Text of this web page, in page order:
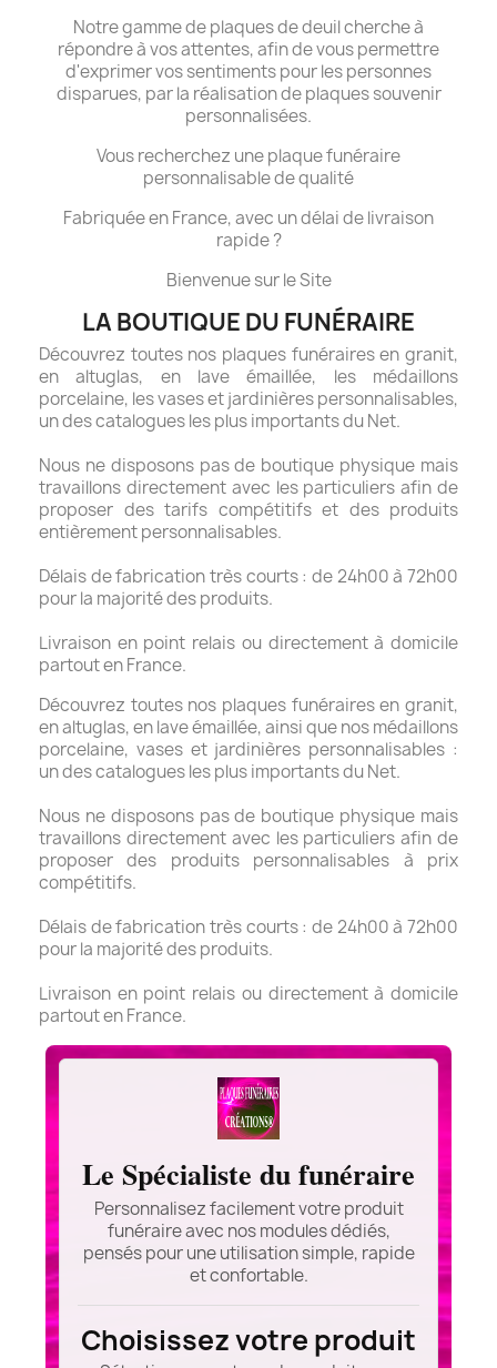
Notre gamme de plaques de deuil cherche à
répondre à vos attentes, afin de vous permettre
d'exprimer vos sentiments pour les personnes
disparues, par la réalisation de plaques souvenir
personnalisées.
Vous recherchez une plaque funéraire
personnalisable de qualité
Fabriquée en France, avec un délai de livraison
rapide ?
Bienvenue sur le Site
LA BOUTIQUE DU FUNÉRAIRE
Découvrez toutes nos plaques funéraires en granit,
en altuglas, en lave émaillée, les médaillons
porcelaine, les vases et jardinières personnalisables,
un des catalogues les plus importants du Net.
Nous ne disposons pas de boutique physique mais
travaillons directement avec les particuliers afin de
proposer des tarifs compétitifs et des produits
entièrement personnalisables.
Délais de fabrication très courts : de 24h00 à 72h00
pour la majorité des produits.
Livraison en point relais ou directement à domicile
partout en France.
Découvrez toutes nos plaques funéraires en granit,
en altuglas, en lave émaillée, ainsi que nos médaillons
porcelaine, vases et jardinières personnalisables :
un des catalogues les plus importants du Net.
Nous ne disposons pas de boutique physique mais
travaillons directement avec les particuliers afin de
proposer des produits personnalisables à prix
compétitifs.
Délais de fabrication très courts : de 24h00 à 72h00
pour la majorité des produits.
Livraison en point relais ou directement à domicile
partout en France.
Le Spécialiste du funéraire
Personnalisez facilement votre produit
funéraire avec nos modules dédiés,
pensés pour une utilisation simple, rapide
et confortable.
Choisissez votre produit